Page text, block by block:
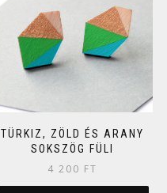
TÜRKIZ, ZÖLD ÉS ARANY
SOKSZÖG FÜLI
4 200 FT